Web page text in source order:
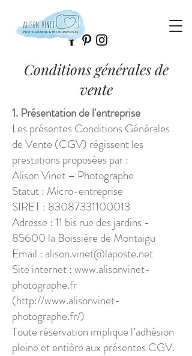
Conditions générales de
vente
1. Présentation de l'entreprise
Les présentes Conditions Générales
de Vente (CGV) régissent les
prestations proposées par :
Alison Vinet – Photographe
Statut : Micro-entreprise
SIRET : 83087331100013
Adresse : 11 bis rue des jardins -
85600 la Boissière de Montaigu
Email : alison.vinet@laposte.net
Site internet : www.alisonvinet-
photographe.fr
(http://www.alisonvinet-
photographe.fr/)
Toute réservation implique l’adhésion
pleine et entière aux présentes CGV.